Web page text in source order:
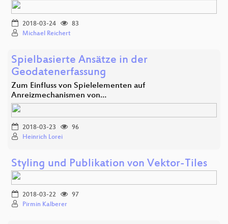
2018-03-24
83
Michael Reichert
Spielbasierte Ansätze in der
Geodatenerfassung
Zum Einfluss von Spielelementen auf
Anreizmechanismen von…
2018-03-23
96
Heinrich Lorei
Styling und Publikation von Vektor-Tiles
2018-03-22
97
Pirmin Kalberer